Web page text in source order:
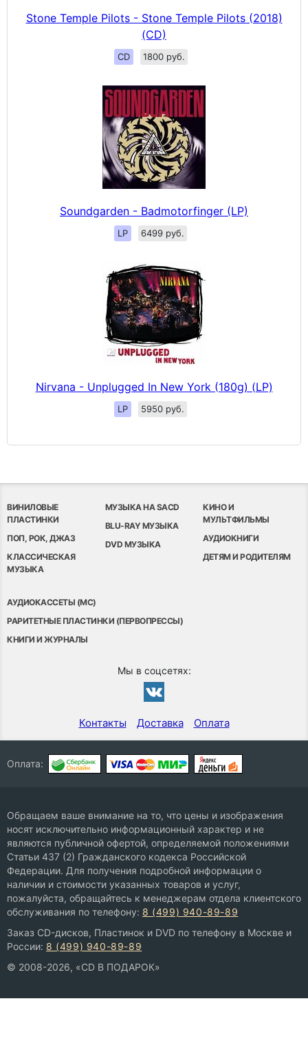
Stone Temple Pilots - Stone Temple Pilots (2018)
(CD)
CD 1800 руб.
Soundgarden - Badmotorfinger (LP)
LP 6499 руб.
Nirvana - Unplugged In New York (180g) (LP)
LP 5950 руб.
ВИНИЛОВЫЕ
ПЛАСТИНКИ
ПОП, РОК, ДЖАЗ
КЛАССИЧЕСКАЯ
МУЗЫКА
МУЗЫКА НА SACD
BLU-RAY МУЗЫКА
DVD МУЗЫКА
КИНО И
МУЛЬТФИЛЬМЫ
АУДИОКНИГИ
ДЕТЯМ И РОДИТЕЛЯМ
АУДИОКАССЕТЫ (MC)
РАРИТЕТНЫЕ ПЛАСТИНКИ (ПЕРВОПРЕССЫ)
КНИГИ И ЖУРНАЛЫ
Мы в соцсетях:
Контакты Доставка Оплата
Оплата:
Обращаем ваше внимание на то, что цены и изображения
носят исключительно информационный характер и не
являются публичной офертой, определяемой положениями
Статьи 437 (2) Гражданского кодекса Российской
Федерации. Для получения подробной информации о
наличии и стоимости указанных товаров и услуг,
пожалуйста, обращайтесь к менеджерам отдела клиентского
обслуживания по телефону: 8 (499) 940-89-89
Заказ CD-дисков, Пластинок и DVD по телефону в Москве и
России: 8 (499) 940-89-89
© 2008-2026, «CD В ПОДАРОК»